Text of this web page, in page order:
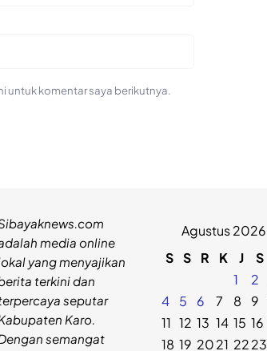
untuk komentar saya berikutnya.
media online
yang menyajikan
terkini dan
seputar
Karo.
semangat
Agustus 2026
S S R K J S
1
2
4
5 6 7 8 9
11 12 13 14 15 16
18 19 2021 2223